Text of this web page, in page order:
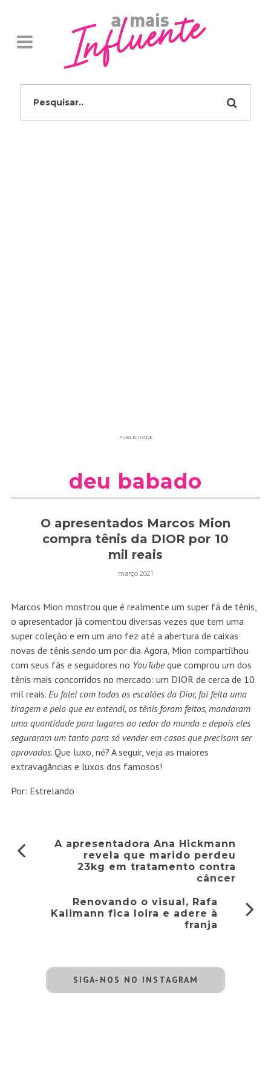
PUBLICIDADE
deu babado
O apresentados Marcos Mion
compra tênis da DIOR por 10
mil reais
março 2021
Marcos Mion mostrou que é realmente um super fã de tênis,
o apresentador já comentou diversas vezes que tem uma
super coleção e em um ano fez até a abertura de caixas
novas de tênis sendo um por dia. Agora, Mion compartilhou
com seus fãs e seguidores no YouTubeque comprou um dos
tênis mais concorridos no mercado: um DIOR de cerca de 10
mil reais. Eu falei com todos os escalões da Dior, foi feita uma
tiragem e pelo que eu entendi, os tênis foram feitos, mandaram
uma quantidade para lugares ao redor do mundo e depois eles
seguraram um tanto para só vender em casos que precisam ser
aprovados. Que luxo, né? A seguir, veja as maiores
extravagâncias e luxos dos famosos!
Por: Estrelando
A apresentadora Ana Hickmann
revela que marido perdeu
23kg em tratamento contra
câncer
Renovando o visual, Rafa
Kalimann fica loira e adere à
franja
SIGA-NOS NO INSTAGRAM